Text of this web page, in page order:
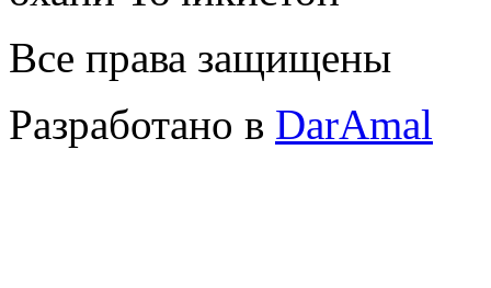
Все права защищены
Разработано в DarAmal